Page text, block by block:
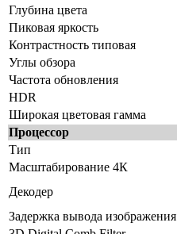
Глубина цвета
Пиковая яркость
Контрастность типовая
Углы обзора
Частота обновления
HDR
Широкая цветовая гамма
Процессор
Тип
Масштабирование 4К
Декодер
Задержка вывода изображения